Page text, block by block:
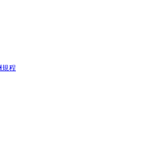
規程